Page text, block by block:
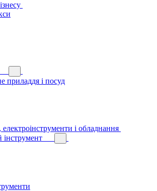
приладдя і посуд
і обладнання
інструмент